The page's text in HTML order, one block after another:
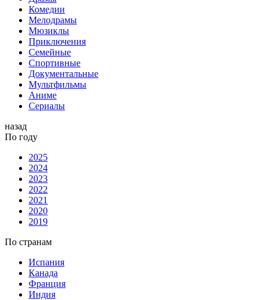
Комедии
Мелодрамы
Мюзиклы
Приключения
Семейные
Спортивные
Документальные
Мультфильмы
Аниме
Сериалы
назад
По году
2025
2024
2023
2022
2021
2020
2019
По странам
Испания
Канада
Франция
Индия